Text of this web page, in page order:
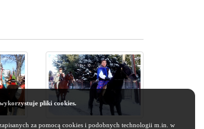
pliki cookies.
za pomocą cookies i podobnych technologii m.in. w